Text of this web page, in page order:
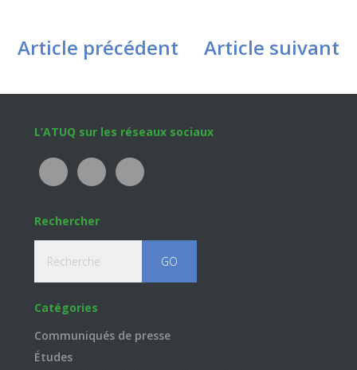
Article précédent Article suivant
Footer
L’ATUQ sur les réseaux sociaux
Rechercher
Catégories
Communiqués de presse
Études